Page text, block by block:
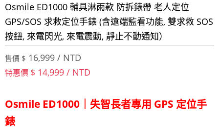
Osmile ED1000 輔具淋雨款 防拆錶帶 老人定位
GPS/SOS 求救定位手錶 (含遠端監看功能, 雙求救 SOS
按鈕, 來電閃光, 來電震動, 靜止不動通知）
售價 $ 16,999 / NTD
特惠價 $ 14,999 / NTD
Osmile ED1000｜失智長者專用 GPS 定位手
錶